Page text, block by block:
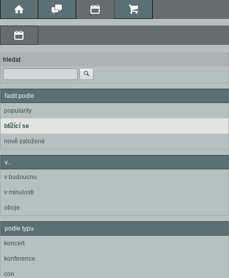
hledat
řadit podle
popularity
blížící se
nově založené
v...
v budoucnu
v minulosti
oboje
podle typu
koncert
konference
con